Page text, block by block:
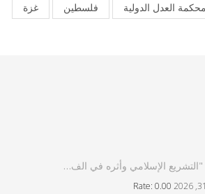
غزة
فلسطين محكمة العدل الدولية
الإسلامي وأثره في الف…
Rate: 0.00